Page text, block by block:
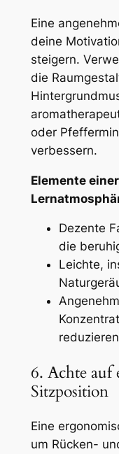
Eine
deine
steigern.
die
oder
verbessern.
Elemente
Dezente
die
Leichte,
6. Achte auf
Sitzposition
Eine
um Rücken-